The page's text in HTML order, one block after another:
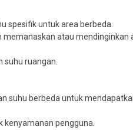
spesifik untuk area berbeda.
atau mendinginkan
suhu ruangan.
suhu berbeda untuk
kenyamanan pengguna.